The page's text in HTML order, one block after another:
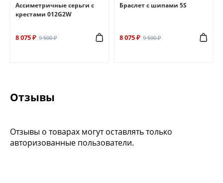
Ассиметричные серьги с
крестами 012G2W
8 075 ₽ 9 500 ₽
Браслет с шипами 5S
8 075 ₽ 9 500 ₽
Отзывы
Отзывы о товарах могут оставлять только
авторизованные пользователи.